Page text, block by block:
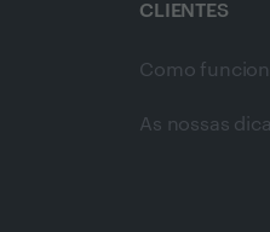
CLIENTES
Como
As nossas